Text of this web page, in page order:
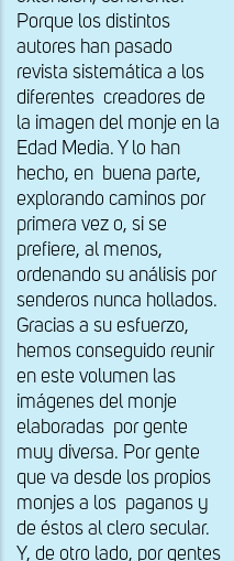
Porque los distintos
autores han pasado
revista sistemática a los
diferentes creadores de
la imagen del monje en la
Edad Media. Y lo han
hecho, en buena parte,
explorando caminos por
primera vez o, si se
prefiere, al menos,
ordenando su análisis por
senderos nunca hollados.
Gracias a su esfuerzo,
hemos conseguido reunir
en este volumen las
imágenes del monje
elaboradas por gente
muy diversa. Por gente
que va desde los propios
monjes a los paganos y
de éstos al clero secular.
Y, de otro lado, por gentes